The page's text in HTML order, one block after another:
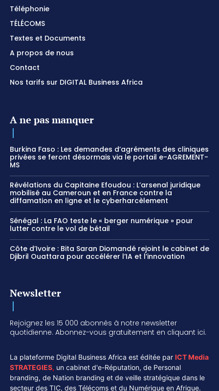
Téléphonie
TÉLÉCOMS
Textes et Documents
A propos de nous
Contact
Nos tarifs sur DIGITAL Business Africa
A ne pas manquer
Burkina Faso : Les demandes d’agréments des cliniques
privées se feront désormais via le portail e-AGREMENT-
MS
Révélations du Capitaine Efoudou : L’arsenal juridique
mobilisé au Cameroun et en France contre la
diffamation en ligne et le cyberharcèlement
Sénégal : La FAO teste le « berger numérique » pour
lutter contre le vol de bétail
Côte d’Ivoire : Bita Saran Diomandé rejoint le cabinet de
Djibril Ouattara pour accélérer l’IA et l’innovation
Newsletter
Rejoignez les 15 000 abonnés à notre newsletter
quotidienne. Abonnez-vous gratuitement en cliquant ici.
La plateforme Digital Business Africa est éditée par ICT Media
STRATEGIES, un cabinet d'e-Réputation, de Personal
branding, de Nation branding et de veille stratégique dans le
secteur des TIC, des Télécoms et du Numérique en Afrique.